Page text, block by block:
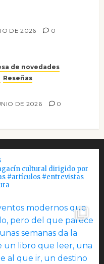
DE 2026 0
de novedades
Reseñas
DE 2026 0
cultural dirigido por
#artículos #entrevistas